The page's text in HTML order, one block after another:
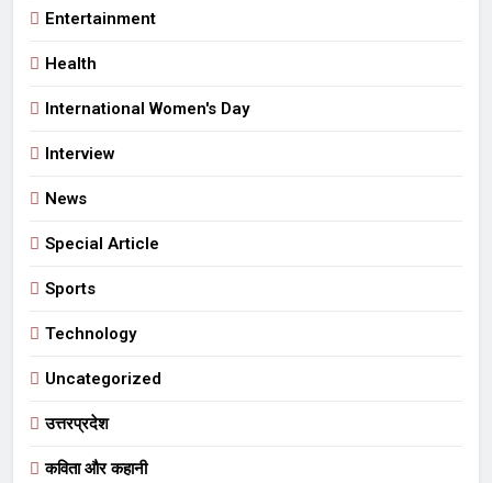
Entertainment
Health
International Women's Day
Interview
News
Special Article
Sports
Technology
Uncategorized
उत्तरप्रदेश
कविता और कहानी